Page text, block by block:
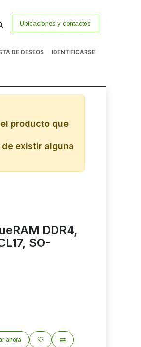
Ubicaciones y contactos
DE DESEOS IDENTIFICARSE
producto que
existir alguna
DDR4,
SO-
ahora